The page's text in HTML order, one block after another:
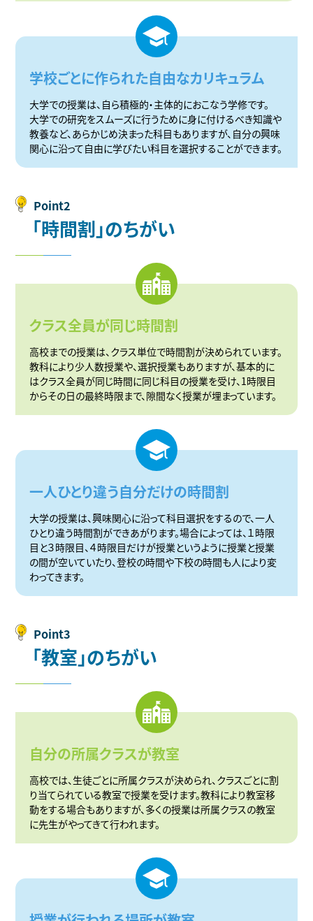
学校ごとに作られた自由なカリキュラム
大学での授業は、自ら積極的・主体的におこなう学修です。
大学での研究をスムーズに行うために身に付けるべき知識や
教養など、あらかじめ決まった科目もありますが、自分の興味
関心に沿って自由に学びたい科目を選択することができます。
Point2
「時間割」のちがい
クラス全員が同じ時間割
高校までの授業は、クラス単位で時間割が決められています。
教科により少人数授業や、選択授業もありますが、基本的に
はクラス全員が同じ時間に同じ科目の授業を受け、1時限目
からその日の最終時限まで、隙間なく授業が埋まっています。
一人ひとり違う自分だけの時間割
大学の授業は、興味関心に沿って科目選択をするので、一人
ひとり違う時間割ができあがります。場合によっては、１時限
目と３時限目、４時限目だけが授業というように授業と授業
の間が空いていたり、登校の時間や下校の時間も人により変
わってきます。
Point3
「教室」のちがい
自分の所属クラスが教室
高校では、生徒ごとに所属クラスが決められ、クラスごとに割
り当てられている教室で授業を受けます。教科により教室移
動をする場合もありますが、多くの授業は所属クラスの教室
に先生がやってきて行われます。